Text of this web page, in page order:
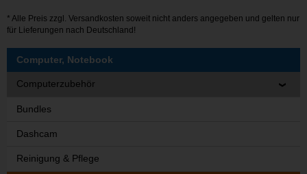
* Alle Preis zzgl. Versandkosten soweit nicht anders angegeben und gelten nur
für Lieferungen nach Deutschland!
Computer, Notebook
Computerzubehör
Bundles
Dashcam
Reinigung & Pflege